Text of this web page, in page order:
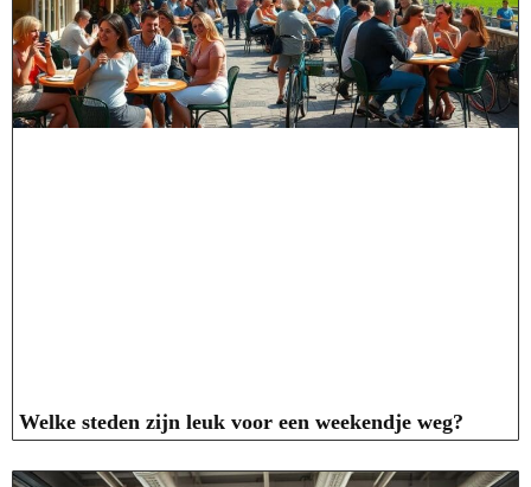
Welke steden zijn leuk voor een weekendje weg?